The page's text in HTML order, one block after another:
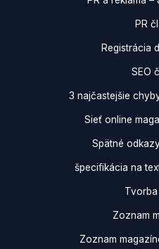
PR
Registrácia
SEO
3 najčastejšie
Sieť online
Spätné
špecifikácia na
Zoznam
Zoznam